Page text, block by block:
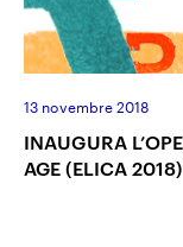
13 novembre 2018
INAUGURA
AGE (ELICA